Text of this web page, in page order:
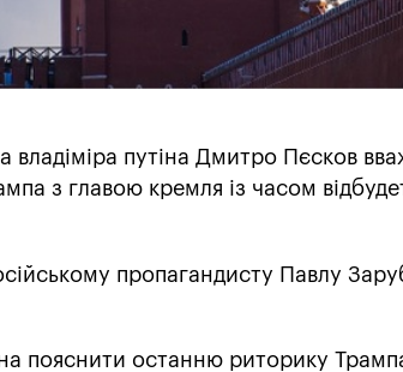
владіміра путіна Дмитро Пєсков
з главою кремля із часом
пропагандисту Павлу
пояснити останню риторику